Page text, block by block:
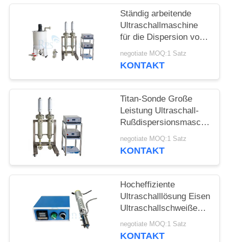
Ständig arbeitende
Ultraschallmaschine
für die Dispersion von
Graphen
negotiate MOQ:1 Satz
KONTAKT
Titan-Sonde Große
Leistung Ultraschall-
Rußdispersionsmaschine
Ultraschall-
Homogenisatormaschine
negotiate MOQ:1 Satz
KONTAKT
Hocheffiziente
Ultraschalllösung Eisen
Ultraschallschweißen
von Glas für die
Bauindustrie
negotiate MOQ:1 Satz
KONTAKT